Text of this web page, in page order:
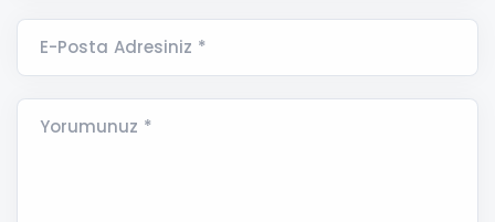
E-Posta Adresiniz *
Yorumunuz *